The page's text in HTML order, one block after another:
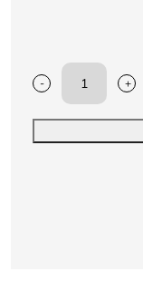
-
JCalicu
poom
+